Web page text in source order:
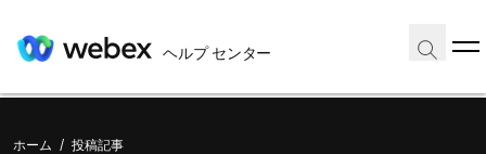
ヘルプ センター
ホーム / 投稿記事